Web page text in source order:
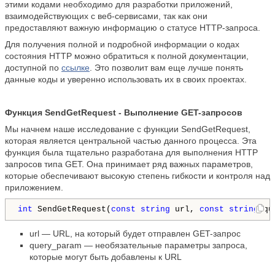
этими кодами необходимо для разработки приложений,
взаимодействующих с веб-сервисами, так как они
предоставляют важную информацию о статусе HTTP-запроса.
Для получения полной и подробной информации о кодах
состояния HTTP можно обратиться к полной документации,
доступной по ссылке. Это позволит вам еще лучше понять
данные коды и уверенно использовать их в своих проектах.
Функция SendGetRequest - Выполнение GET-запросов
Мы начнем наше исследование с функции SendGetRequest,
которая является центральной частью данного процесса. Эта
функция была тщательно разработана для выполнения HTTP
запросов типа GET. Она принимает ряд важных параметров,
которые обеспечивают высокую степень гибкости и контроля над
приложением.
int SendGetRequest( const string url, const string
url — URL, на который будет отправлен GET-запрос
query_param — необязательные параметры запроса,
которые могут быть добавлены к URL